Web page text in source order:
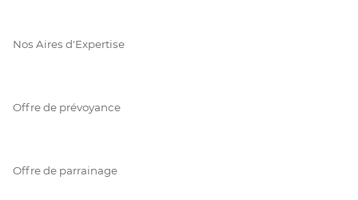
Nos Aires d'Expertise
Offre de prévoyance
Offre de parrainage